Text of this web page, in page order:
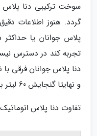
گردد. هنوز اطلاعات
پلاس جوانان یا
تجربه کند در دسترس
دنا پلاس جوانان فرقی
و نهایتا گنجایش 60 لیتر بنزین دارد.
تفاوت دنا پلاس